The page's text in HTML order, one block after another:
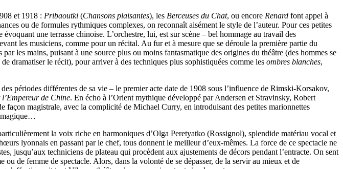
et 1918 : Pribaoutki (Chansons plaisantes), les Berceuses du Chat, ou encore Renard font appel à
ou de formules rythmiques complexes, on reconnaît aisément le style de l’auteur. Pour ces petites
une terrasse chinoise. L’orchestre, lui, est sur scène – bel hommage au travail des
les musiciens, comme pour un récital. Au fur et à mesure que se déroule la première partie du
les mains, puisant à une source plus ou moins fantasmatique des origines du théâtre (des hommes se
dramatiser le récit), pour arriver à des techniques plus sophistiquées comme les ombres blanches,
périodes différentes de sa vie – le premier acte date de 1908 sous l’influence de Rimski-Korsakov,
de Chine. En écho à l’Orient mythique développé par Andersen et Stravinsky, Robert
façon magistrale, avec la complicité de Michael Curry, en introduisant des petites marionnettes
magique…
la voix riche en harmoniques d’Olga Peretyatko (Rossignol), splendide matériau vocal et
lyonnais en passant par le chef, tous donnent le meilleur d’eux-mêmes. La force de ce spectacle ne
jusqu’aux techniciens de plateau qui procèdent aux ajustements de décors pendant l’entracte. On sent
ou de femme de spectacle. Alors, dans la volonté de se dépasser, de la servir au mieux et de